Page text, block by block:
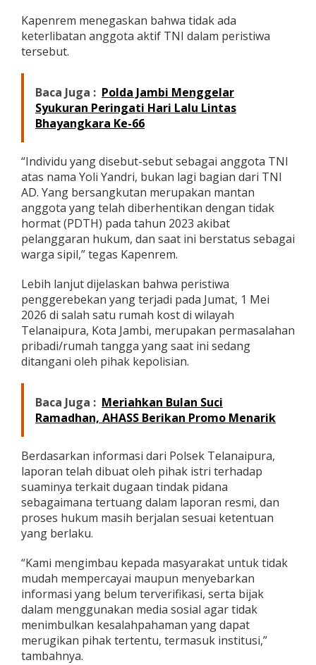
b
t
k
n
u
m
N
I
d
a
l
a
m
P
e
i
s
i
w
a
d
o
t
a
m
b
i
Kapenrem menegaskan bahwa tidak ada
keterlibatan anggota aktif TNI dalam peristiwa
tersebut.
Baca Juga : Polda Jambi Menggelar
Syukuran Peringati Hari Lalu Lintas
Bhayangkara Ke-66
“Individu yang disebut-sebut sebagai anggota TNI
atas nama Yoli Yandri, bukan lagi bagian dari TNI
AD. Yang bersangkutan merupakan mantan
anggota yang telah diberhentikan dengan tidak
hormat (PDTH) pada tahun 2023 akibat
pelanggaran hukum, dan saat ini berstatus sebagai
warga sipil,” tegas Kapenrem.
Lebih lanjut dijelaskan bahwa peristiwa
penggerebekan yang terjadi pada Jumat, 1 Mei
2026 di salah satu rumah kost di wilayah
Telanaipura, Kota Jambi, merupakan permasalahan
pribadi/rumah tangga yang saat ini sedang
ditangani oleh pihak kepolisian.
Baca Juga : Meriahkan Bulan Suci
Ramadhan, AHASS Berikan Promo Menarik
Berdasarkan informasi dari Polsek Telanaipura,
laporan telah dibuat oleh pihak istri terhadap
suaminya terkait dugaan tindak pidana
sebagaimana tertuang dalam laporan resmi, dan
proses hukum masih berjalan sesuai ketentuan
yang berlaku.
“Kami mengimbau kepada masyarakat untuk tidak
mudah mempercayai maupun menyebarkan
informasi yang belum terverifikasi, serta bijak
dalam menggunakan media sosial agar tidak
menimbulkan kesalahpahaman yang dapat
merugikan pihak tertentu, termasuk institusi,”
tambahnya.